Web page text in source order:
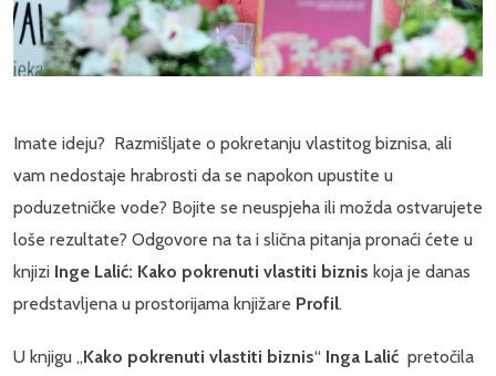
Imate ideju? Razmišljate o pokretanju vlastitog biznisa, ali
vam nedostaje hrabrosti da se napokon upustite u
poduzetničke vode? Bojite se neuspjeha ili možda ostvarujete
loše rezultate? Odgovore na ta i slična pitanja pronaći ćete u
knjizi Inge Lalić: Kako pokrenuti vlastiti biznis koja je danas
predstavljena u prostorijama knjižare Profil.
U knjigu „Kako pokrenuti vlastiti biznis“ Inga Lalić pretočila